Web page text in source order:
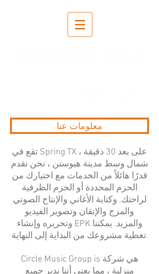
معلومات عنا
تقع في Spring TX ، على بعد 30 دقيقة
شمال وسط مدينة هيوستن ، نحن نقدم
قدرًا هائلاً من الخدمات مع اختيارك من
الحزم المحددة أو الحزم الظرفية
لراحتك. وكتابة الأغاني والإنتاج الصوتي
والمزج والإتقان وتصوير الفيديو
وتحريره وإنشاء EPK والمزيد. يمكننا
تغطية مشروعك من البداية إلى النهاية.
Circle Music Group is هي شركة
منزلية ، مما يعني أننا ندير جميع